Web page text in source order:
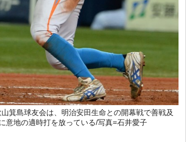
箕島球友会は、明治安田生命との開幕戦で善戦及
意地の適時打を放っている/写真=石井愛子